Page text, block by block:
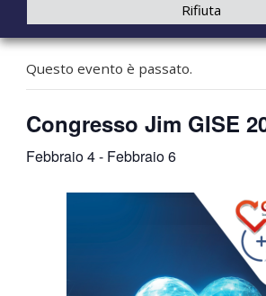
n
« Tutti gli Eventi
Questo evento è passato.
Congresso Jim GISE
Febbraio 4- Febbraio 6
Rifiuta